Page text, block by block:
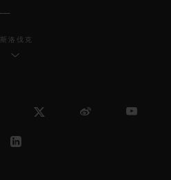
斯洛伐克